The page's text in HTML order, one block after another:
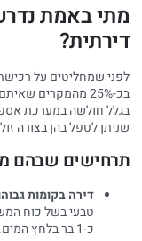
מתי באמת
דירתית?
לפני שמחליטים על
בכ-25% מהמקרים
בגלל חולשה במערכת
שניתן לטפל בהן בצורה
תרחישים שבהם
דירה בקומות
כ-1 בר בלחץ המים.